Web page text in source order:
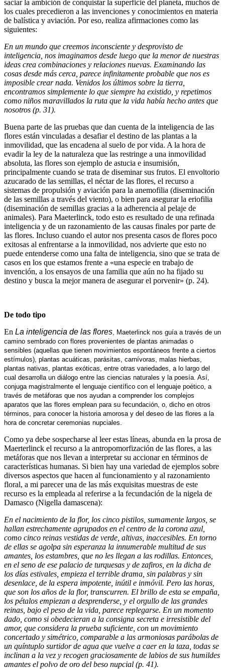
saciar la ambición de conquistar la superficie del planeta, muchos de
los cuales precedieron a las invenciones y conocimientos en materia
de balística y aviación. Por eso, realiza afirmaciones como las
siguientes:
En un mundo que creemos inconsciente y desprovisto de
inteligencia, nos imaginamos desde luego que la menor de nuestras
ideas crea combinaciones y relaciones nuevas. Examinando las
cosas desde más cerca, parece infinitamente probable que nos es
imposible crear nada. Venidos los últimos sobre la tierra,
encontramos simplemente lo que siempre ha existido, y repetimos
como niños maravillados la ruta que la vida había hecho antes que
nosotros (p. 31).
Buena parte de las pruebas que dan cuenta de la inteligencia de las
flores están vinculadas a desafiar el destino de las plantas a la
inmovilidad, que las encadena al suelo de por vida. A la hora de
evadir la ley de la naturaleza que las restringe a una inmovilidad
absoluta, las flores son ejemplo de astucia e insumisión,
principalmente cuando se trata de diseminar sus frutos. El envoltorio
azucarado de las semillas, el néctar de las flores, el recurso a
sistemas de propulsión y aviación para la anemofilia (diseminación
de las semillas a través del viento), o bien para asegurar la eriofilia
(diseminación de semillas gracias a la adherencia al pelaje de
animales). Para Maeterlinck, todo esto es resultado de una refinada
inteligencia y de un razonamiento de las causas finales por parte de
las flores. Incluso cuando el autor nos presenta casos de flores poco
exitosas al enfrentarse a la inmovilidad, nos advierte que esto no
puede entenderse como una falta de inteligencia, sino que se trata de
casos en los que estamos frente a «una especie en trabajo de
invención, a los ensayos de una familia que aún no ha fijado su
destino y busca la mejor manera de asegurar el porvenir» (p. 24).
De todo tipo
En La inteligencia de las flores , Maeterlinck nos guía a través de un
camino sembrado con flores provenientes de plantas animadas o
sensibles (aquellas que tienen movimientos espontáneos frente a ciertos
estímulos), plantas acuáticas, parásitas, carnívoras, malas hierbas,
plantas nativas, plantas exóticas, entre otras variedades, a lo largo del
cual desarrolla un diálogo entre las ciencias naturales y la poesía. Así,
conjuga magistralmente el lenguaje científico con el lenguaje poético, a
través de metáforas que nos ayudan a comprender los complejos
aparatos que las flores emplean para su fecundación, o, dicho en otros
términos, para conocer la historia amorosa y del deseo de las flores a la
hora de concretar ceremonias nupciales.
Como ya debe sospecharse al leer estas líneas, abunda en la prosa de
Maerterlinck el recurso a la antropomorfización de las flores, a las
metáforas que nos llevan a interpretar su accionar en términos de
características humanas. Si bien hay una variedad de ejemplos sobre
diversos aspectos que hacen al funcionamiento y al razonamiento
floral, a mi parecer una de las más exquisitas muestras de este
recurso es la empleada al referirse a la fecundación de la nigela de
Damasco (Nigella damascena):
En el nacimiento de la flor, los cinco pistilos, sumamente largos, se
hallan estrechamente agrupados en el centro de la corona azul,
como cinco reinas vestidas de verde, altivas, inaccesibles. En torno
de ellas se agolpa sin esperanza la innumerable multitud de sus
amantes, los estambres, que no les llegan a las rodillas. Entonces,
en el seno de ese palacio de turquesas y de zafiros, en la dicha de
los días estivales, empieza el terrible drama, sin palabras y sin
desenlace, de la espera impotente, inútil e inmóvil. Pero las horas,
que son los años de la flor, transcurren. El brillo de esta se empaña,
los pétalos empiezan a desprenderse, y el orgullo de las grandes
reinas, bajo el peso de la vida, parece replegarse. En un momento
dado, como si obedecieran a la consigna secreta e irresistible del
amor, que considera la prueba suficiente, con un movimiento
concertado y simétrico, comparable a las armoniosas parábolas de
un quíntuplo surtidor de agua que vuelve a caer en la taza, todas se
inclinan a la vez y recogen graciosamente de labios de sus humildes
amantes el polvo de oro del beso nupcial (p. 41).